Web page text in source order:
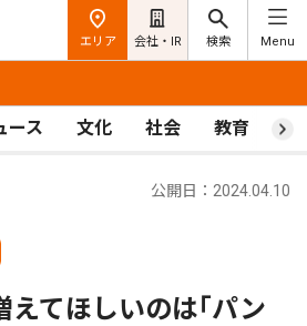
エリア 会社・IR 検索 Menu
ース 文化 社会 教育 ス
公開日：2024.04.10
えてほしいのは｢パン